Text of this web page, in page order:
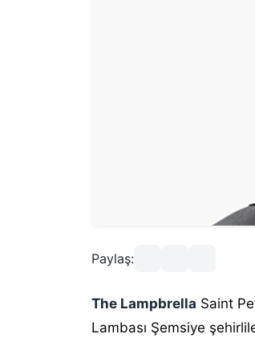
Paylaş:
The Lampbrella Saint
Lambası Şemsiye